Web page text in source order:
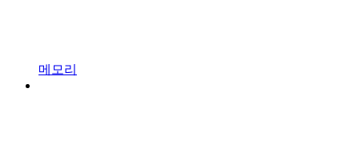
메모리